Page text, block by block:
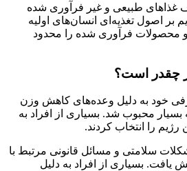
غذاهای طبیعی و غیر فرآوری شده
اصول تغذیه‌ای انسان‌های اولیه
محصولات فرآوری شده را محدود
چقدر است؟
خود به دلیل وعده‌های کاهش وزن
بسیار محبوب شد. بسیاری از افراد به
رژیم را انتخاب کردند.
سلامتی و مسائل قانونی مرتبط با
یافت. بسیاری از افراد به دلیل